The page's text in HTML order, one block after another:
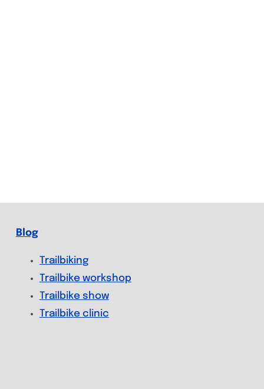
Blog
Trailbiking
Trailbike workshop
Trailbike show
Trailbike clinic